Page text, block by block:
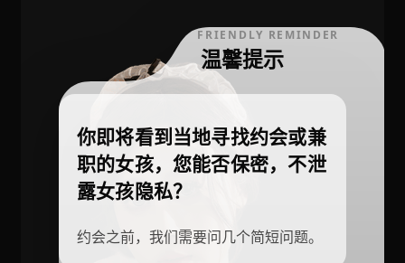
FRIENDLY REMINDER
温馨提示
你即将看到当地寻找约会或兼
职的女孩，您能否保密，不泄
露女孩隐私？
约会之前，我们需要问几个简短问题。